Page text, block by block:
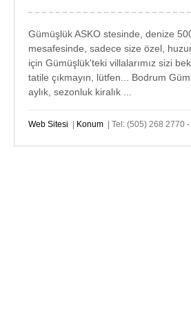
Gümüşlük ASKO stesinde, denize
mesafesinde, sadece size özel,
için Gümüşlük'teki villalarımız sizi
tatile çıkmayın, lütfen... Bodrum
aylık, sezonluk kiralık ...
Web Sitesi Konum | Tel: (505) 268 2770